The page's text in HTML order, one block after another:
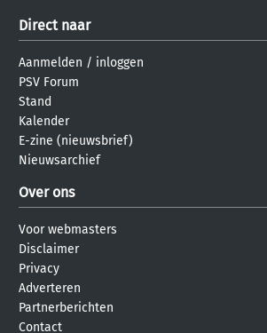
Direct naar
Aanmelden / inloggen
PSV Forum
Stand
Kalender
E-zine (nieuwsbrief)
Nieuwsarchief
Over ons
Voor webmasters
Disclaimer
Privacy
Adverteren
Partnerberichten
Contact